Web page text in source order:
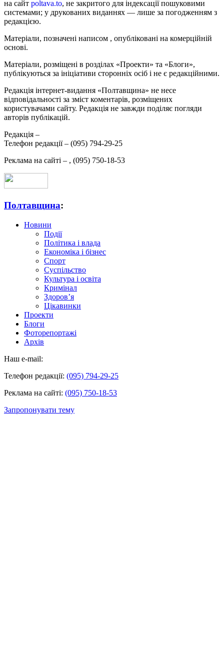
на сайт poltava.to, не закритого для індексації пошуковими
системами; у друкованих виданнях — лише за погодженням з
редакцією.
Матеріали, позначені написом , опубліковані на комерційній
основі.
Матеріали, розміщені в розділах «Проекти» та «Блоги»,
публікуються за ініціативи сторонніх осіб і не є редакційними.
Редакція інтернет-видання «Полтавщина» не несе
відповідальності за зміст коментарів, розміщених
користувачами сайту. Редакція не завжди поділяє погляди
авторів публікацій.
Редакція –
Телефон редакції – (095) 794-29-25
Реклама на сайті – , (095) 750-18-53
Полтавщина:
Новини
Події
Політика і влада
Економіка і бізнес
Спорт
Суспільство
Культура і освіта
Кримінал
Здоров’я
Цікавинки
Проекти
Блоги
Фоторепортажі
Архів
Наш e-mail:
Телефон редакції: (095) 794-29-25
Реклама на сайті: (095) 750-18-53
Запропонувати тему